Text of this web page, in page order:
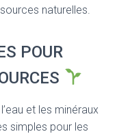
naturelles.
POUR
et les minéraux
simples pour les